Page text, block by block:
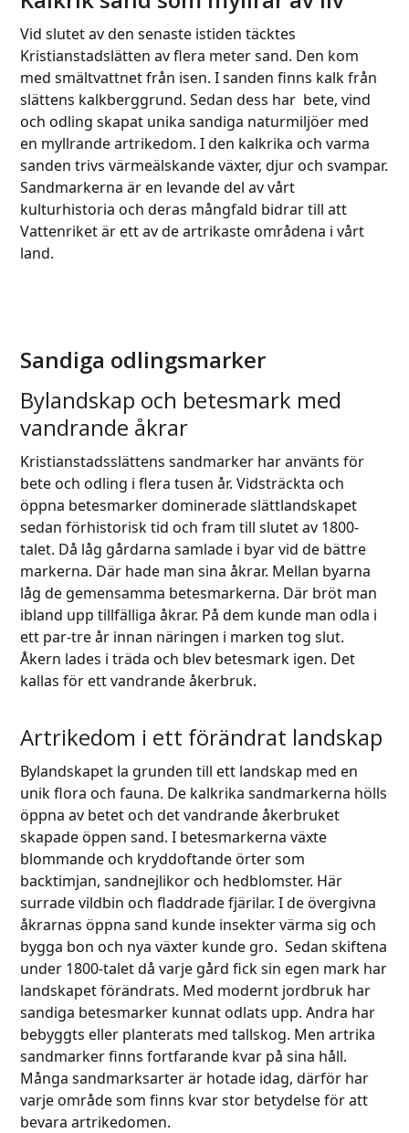
the
first
slide
to
the
first
slide
Vid slutet av den senaste istiden täcktes
Kristianstadslätten av flera meter sand. Den kom
med smältvattnet från isen. I sanden finns kalk från
slättens kalkberggrund. Sedan dess har bete, vind
och odling skapat unika sandiga naturmiljöer med
en myllrande artrikedom. I den kalkrika och varma
sanden trivs värmeälskande växter, djur och svampar.
Sandmarkerna är en levande del av vårt
kulturhistoria och deras mångfald bidrar till att
Vattenriket är ett av de artrikaste områdena i vårt
land.
Sandiga odlingsmarker
Bylandskap och betesmark med
vandrande åkrar
Kristianstadsslättens sandmarker har använts för
bete och odling i flera tusen år. Vidsträckta och
öppna betesmarker dominerade slättlandskapet
sedan förhistorisk tid och fram till slutet av 1800-
talet. Då låg gårdarna samlade i byar vid de bättre
markerna. Där hade man sina åkrar. Mellan byarna
låg de gemensamma betesmarkerna. Där bröt man
ibland upp tillfälliga åkrar. På dem kunde man odla i
ett par-tre år innan näringen i marken tog slut.
Åkern lades i träda och blev betesmark igen. Det
kallas för ett vandrande åkerbruk.
Artrikedom i ett förändrat landskap
Bylandskapet la grunden till ett landskap med en
unik flora och fauna. De kalkrika sandmarkerna hölls
öppna av betet och det vandrande åkerbruket
skapade öppen sand. I betesmarkerna växte
blommande och kryddoftande örter som
backtimjan, sandnejlikor och hedblomster. Här
surrade vildbin och fladdrade fjärilar. I de övergivna
åkrarnas öppna sand kunde insekter värma sig och
bygga bon och nya växter kunde gro. Sedan skiftena
under 1800-talet då varje gård fick sin egen mark har
landskapet förändrats. Med modernt jordbruk har
sandiga betesmarker kunnat odlats upp. Andra har
bebyggts eller planterats med tallskog. Men artrika
sandmarker finns fortfarande kvar på sina håll.
Många sandmarksarter är hotade idag, därför har
varje område som finns kvar stor betydelse för att
bevara artrikedomen.